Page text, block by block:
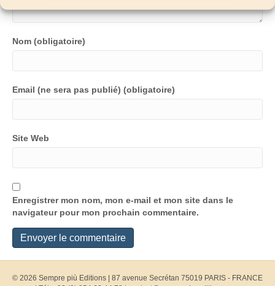
Nom (obligatoire)
Email (ne sera pas publié) (obligatoire)
Site Web
Enregistrer mon nom, mon e-mail et mon site dans le
navigateur pour mon prochain commentaire.
© 2026 Sempre più Editions
87 avenue Secrétan 75019 PARIS - FRANCE